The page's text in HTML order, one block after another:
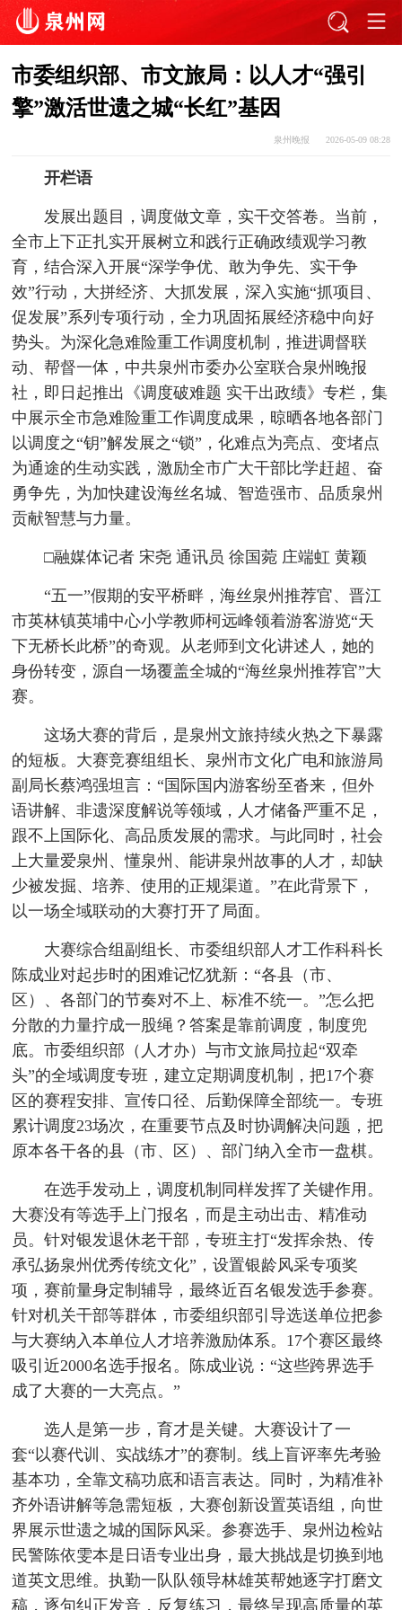
市委组织部、市文旅局：以人才“强引
擎”激活世遗之城“长红”基因
泉州晚报 2026-05-09 08:28
开栏语
发展出题目，调度做文章，实干交答卷。当前，
全市上下正扎实开展树立和践行正确政绩观学习教
育，结合深入开展“深学争优、敢为争先、实干争
效”行动，大拼经济、大抓发展，深入实施“抓项目、
促发展”系列专项行动，全力巩固拓展经济稳中向好
势头。为深化急难险重工作调度机制，推进调督联
动、帮督一体，中共泉州市委办公室联合泉州晚报
社，即日起推出《调度破难题 实干出政绩》专栏，集
中展示全市急难险重工作调度成果，晾晒各地各部门
以调度之“钥”解发展之“锁”，化难点为亮点、变堵点
为通途的生动实践，激励全市广大干部比学赶超、奋
勇争先，为加快建设海丝名城、智造强市、品质泉州
贡献智慧与力量。
□融媒体记者 宋尧 通讯员 徐国菀 庄端虹 黄颖
“五一”假期的安平桥畔，海丝泉州推荐官、晋江
市英林镇英埔中心小学教师柯远峰领着游客游览“天
下无桥长此桥”的奇观。从老师到文化讲述人，她的
身份转变，源自一场覆盖全城的“海丝泉州推荐官”大
赛。
这场大赛的背后，是泉州文旅持续火热之下暴露
的短板。大赛竞赛组组长、泉州市文化广电和旅游局
副局长蔡鸿强坦言：“国际国内游客纷至沓来，但外
语讲解、非遗深度解说等领域，人才储备严重不足，
跟不上国际化、高品质发展的需求。与此同时，社会
上大量爱泉州、懂泉州、能讲泉州故事的人才，却缺
少被发掘、培养、使用的正规渠道。”在此背景下，
以一场全域联动的大赛打开了局面。
大赛综合组副组长、市委组织部人才工作科科长
陈成业对起步时的困难记忆犹新：“各县（市、
区）、各部门的节奏对不上、标准不统一。”怎么把
分散的力量拧成一股绳？答案是靠前调度，制度兜
底。市委组织部（人才办）与市文旅局拉起“双牵
头”的全域调度专班，建立定期调度机制，把17个赛
区的赛程安排、宣传口径、后勤保障全部统一。专班
累计调度23场次，在重要节点及时协调解决问题，把
原本各干各的县（市、区）、部门纳入全市一盘棋。
在选手发动上，调度机制同样发挥了关键作用。
大赛没有等选手上门报名，而是主动出击、精准动
员。针对银发退休老干部，专班主打“发挥余热、传
承弘扬泉州优秀传统文化”，设置银龄风采专项奖
项，赛前量身定制辅导，最终近百名银发选手参赛。
针对机关干部等群体，市委组织部引导选送单位把参
与大赛纳入本单位人才培养激励体系。17个赛区最终
吸引近2000名选手报名。陈成业说：“这些跨界选手
成了大赛的一大亮点。”
选人是第一步，育才是关键。大赛设计了一
套“以赛代训、实战练才”的赛制。线上盲评率先考验
基本功，全靠文稿功底和语言表达。同时，为精准补
齐外语讲解等急需短板，大赛创新设置英语组，向世
界展示世遗之城的国际风采。参赛选手、泉州边检站
民警陈依雯本是日语专业出身，最大挑战是切换到地
道英文思维。执勤一队队领导林雄英帮她逐字打磨文
稿，逐句纠正发音，反复练习，最终呈现高质量的英